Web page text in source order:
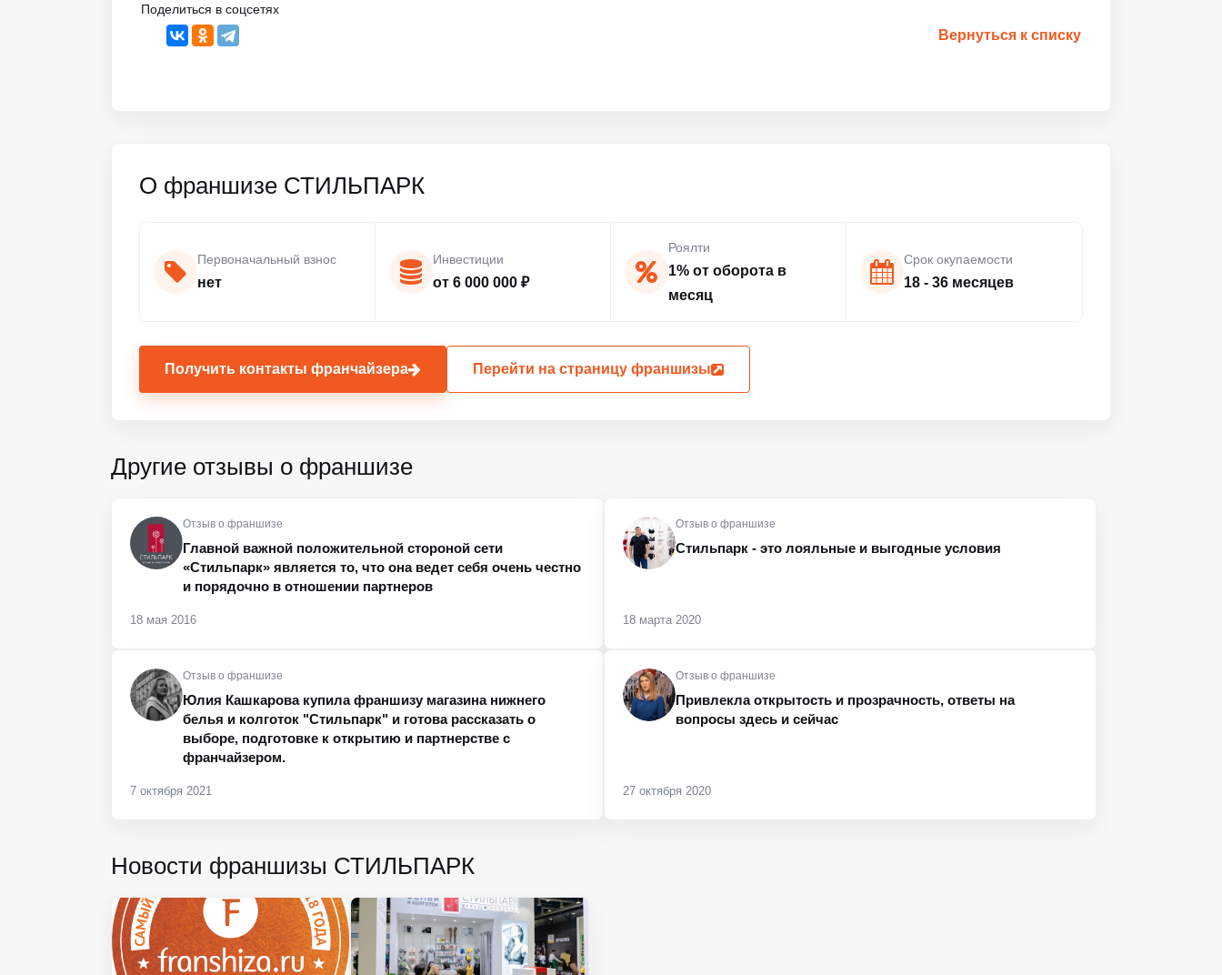
Поделиться в соцсетях
Вернуться к списку
О франшизе СТИЛЬПАРК
Первоначальный взнос
нет
Инвестиции
от 6 000 000 ₽
Роялти
1% от оборота в
месяц
Срок окупаемости
18 - 36 месяцев
Получить контакты франчайзера Перейти на страницу франшизы
Другие отзывы о франшизе
Отзыв о франшизе
Главной важной положительной стороной сети
«Стильпарк» является то, что она ведет себя очень честно
и порядочно в отношении партнеров
18 мая 2016
Отзыв о франшизе
Стильпарк - это лояльные и выгодные условия
18 марта 2020
Отзыв о франшизе
Юлия Кашкарова купила франшизу магазина нижнего
белья и колготок "Стильпарк" и готова рассказать о
выборе, подготовке к открытию и партнерстве с
франчайзером.
7 октября 2021
Отзыв о франшизе
Привлекла открытость и прозрачность, ответы на
вопросы здесь и сейчас
27 октября 2020
Новости франшизы СТИЛЬПАРК